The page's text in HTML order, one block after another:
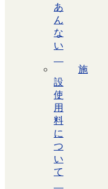
あ
ん
な
い
施
設
使
用
料
に
つ
い
て